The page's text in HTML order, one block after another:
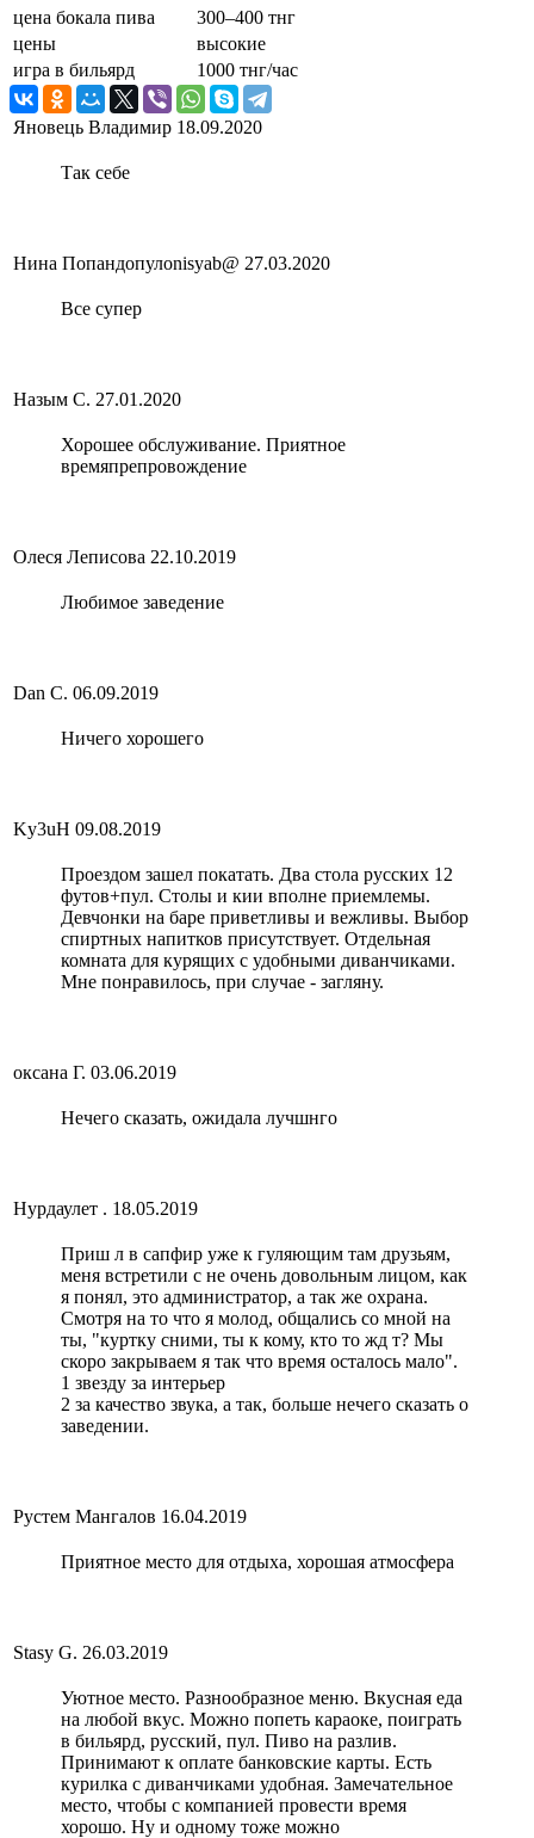
цена бокала пива
300–400 тнг
цены
высокие
игра в бильярд
1000 тнг/час
Яновець Владимир 18.09.2020
Так себе
Нина Попандопулоnisyab@ 27.03.2020
Все супер
Назым С. 27.01.2020
Хорошее обслуживание. Приятное
времяпрепровождение
Олеся Леписова 22.10.2019
Любимое заведение
Dan C. 06.09.2019
Ничего хорошего
Ky3uH 09.08.2019
Проездом зашел покатать. Два стола русских 12
футов+пул. Столы и кии вполне приемлемы.
Девчонки на баре приветливы и вежливы. Выбор
спиртных напитков присутствует. Отдельная
комната для курящих с удобными диванчиками.
Мне понравилось, при случае - загляну.
оксана Г. 03.06.2019
Нечего сказать, ожидала лучшнго
Нурдаулет . 18.05.2019
Приш л в сапфир уже к гуляющим там друзьям,
меня встретили с не очень довольным лицом, как
я понял, это администратор, а так же охрана.
Смотря на то что я молод, общались со мной на
ты, "куртку сними, ты к кому, кто то жд т? Мы
скоро закрываем я так что время осталось мало".
1 звезду за интерьер
2 за качество звука, а так, больше нечего сказать о
заведении.
Рустем Мангалов 16.04.2019
Приятное место для отдыха, хорошая атмосфера
Stasy G. 26.03.2019
Уютное место. Разнообразное меню. Вкусная еда
на любой вкус. Можно попеть караоке, поиграть
в бильярд, русский, пул. Пиво на разлив.
Принимают к оплате банковские карты. Есть
курилка с диванчиками удобная. Замечательное
место, чтобы с компанией провести время
хорошо. Ну и одному тоже можно